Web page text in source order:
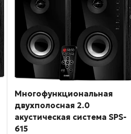
Многофункциональная
двухполосная 2.0
акустическая система SPS-
615